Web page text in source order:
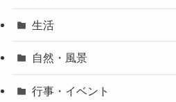
生活
自然・風景
行事・イベント